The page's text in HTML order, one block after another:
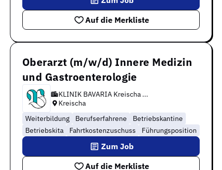
Auf die Merkliste
Oberarzt (m/w/d) Innere Medizin
und Gastroenterologie
KLINIK BAVARIA Kreischa ...
Kreischa
Weiterbildung
Berufserfahrene
Betriebskantine
Betriebskita
Fahrtkostenzuschuss Führungsposition
Auf die Merkliste
Zum Job